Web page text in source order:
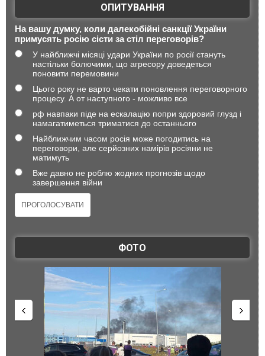
ОПИТУВАННЯ
На вашу думку, коли далекобійні санкції України
примусять росію сісти за стіл переговорів?
У найближчі місяці удари України по росії стануть
настільки болючими, що агресору доведеться
поновити перемовини
Цього року не варто чекати поновлення переговорного
процесу. А от наступного - можливо все
рф навпаки піде на ескалацію попри здоровий глузд і
намагатиметься триматися до останнього
Найближчим часом росія може погодитись на
переговори, але серйозних намірів росіяни не
матимуть
Вже давно не роблю жодних прогнозів щодо
завершення війни
ФОТО